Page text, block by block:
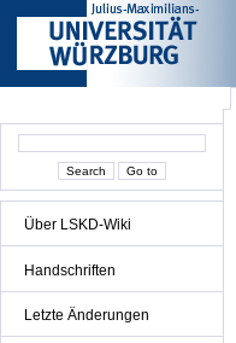
Über LSKD-Wiki
Handschriften
Letzte Änderungen